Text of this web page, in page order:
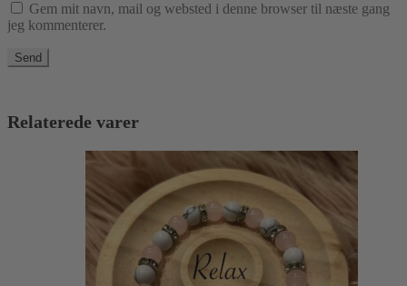
Gem mit navn, mail og websted i denne browser til næste gang
jeg kommenterer.
Relaterede varer